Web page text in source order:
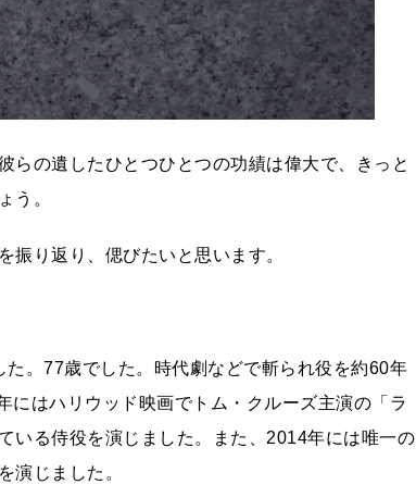
らの遺したひとつひとつの功績は偉大で、きっと
う。
振り返り、偲びたいと思います。
。77歳でした。時代劇などで斬られ役を約60年
はハリウッド映画でトム・クルーズ主演の「ラ
いる侍役を演じました。また、2014年には唯一の
演じました。